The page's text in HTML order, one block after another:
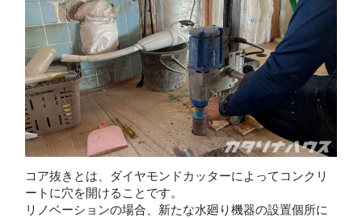
コア抜きとは、ダイヤモンドカッターによってコンクリ
ートに穴を開けることです。
リノベーションの場合、新たな水廻り機器の設置個所に